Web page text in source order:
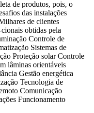
de produtos, pois, o
das instalações
de clientes
obtidas pela
Controle de
Sistemas de
Proteção solar Controle
lâminas orientáveis
Gestão energética
Tecnologia de
Comunicação
Funcionamento